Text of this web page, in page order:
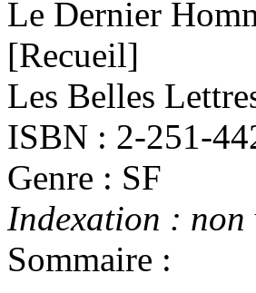
Le Dernier
[Recueil]
Les Belles
ISBN : 2-251-
Genre : SF
Indexation : non
Sommaire :